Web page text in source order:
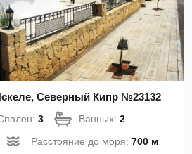
Северный Кипр №23132
3 Ванных:2
Расстояние до моря:700 м